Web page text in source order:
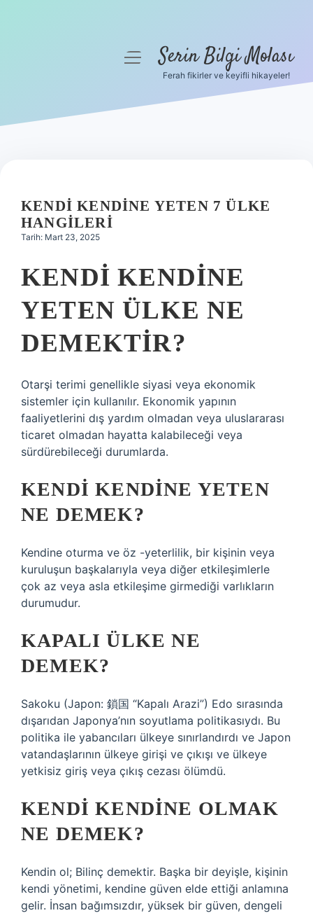
Hakkımızda
menüyüSerin Bilgi Molası
Ferah fikirler ve keyifli hikayeler!
KENDI KENDINE YETEN 7 ÜLKE
HANGILERI
Tarih: Mart 23, 2025
KENDI KENDINE
YETEN ÜLKE NE
DEMEKTIR?
Otarşi terimi genellikle siyasi veya ekonomik
sistemler için kullanılır. Ekonomik yapının
faaliyetlerini dış yardım olmadan veya uluslararası
ticaret olmadan hayatta kalabileceği veya
sürdürebileceği durumlarda.
KENDI KENDINE YETEN
NE DEMEK?
Kendine oturma ve öz -yeterlilik, bir kişinin veya
kuruluşun başkalarıyla veya diğer etkileşimlerle
çok az veya asla etkileşime girmediği varlıkların
durumudur.
KAPALI ÜLKE NE
DEMEK?
Sakoku (Japon: 鎖国 “Kapalı Arazi”) Edo sırasında
dışarıdan Japonya’nın soyutlama politikasıydı. Bu
politika ile yabancıları ülkeye sınırlandırdı ve Japon
vatandaşlarının ülkeye girişi ve çıkışı ve ülkeye
yetkisiz giriş veya çıkış cezası ölümdü.
KENDI KENDINE OLMAK
NE DEMEK?
Kendin ol; Bilinç demektir. Başka bir deyişle, kişinin
kendi yönetimi, kendine güven elde ettiği anlamına
gelir. İnsan bağımsızdır, yüksek bir güven, dengeli